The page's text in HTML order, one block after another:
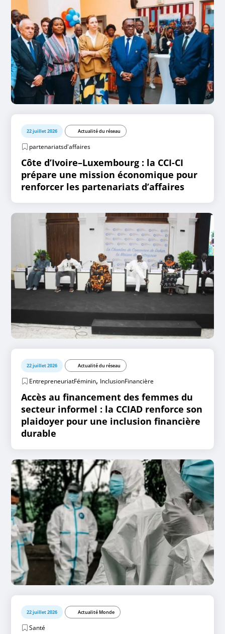
22 juillet 2026 Actualité du réseau
partenariatsd'affaires
Côte d’Ivoire–Luxembourg : la CCI-CI
prépare une mission économique pour
renforcer les partenariats d’affaires
22 juillet 2026 Actualité du réseau
EntrepreneuriatFéminin, InclusionFinancière
Accès au financement des femmes du
secteur informel : la CCIAD renforce son
plaidoyer pour une inclusion financière
durable
22 juillet 2026 Actualité Monde
Santé